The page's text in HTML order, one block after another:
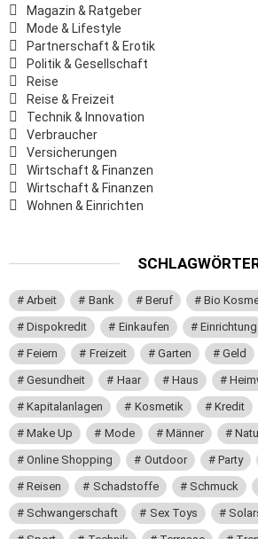
Magazin & Ratgeber
Mode & Lifestyle
Partnerschaft & Erotik
Politik & Gesellschaft
Reise
Reise & Freizeit
Technik & Innovation
Verbraucher
Versicherungen
Wirtschaft & Finanzen
Wirtschaft & Finanzen
Wohnen & Einrichten
Arbeit Bank Beruf Bio
Dispokredit
Einkaufen Einrichtung
Feiern
Freizeit Garten Geld
Gesundheit
Haar Haus
Kapitalanlagen
Kosmetik Kredit
Make Up
Mode Männer
Online Shopping
Outdoor Party
Reisen
Schadstoffe Schmuck
Schwangerschaft
Sex Toys